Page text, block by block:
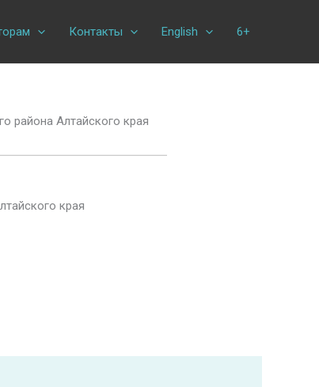
Контакты English 6+
района Алтайского края
края